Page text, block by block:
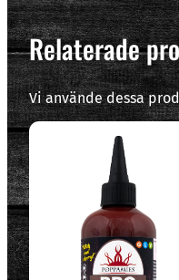
Relaterade
Vi använde dessa